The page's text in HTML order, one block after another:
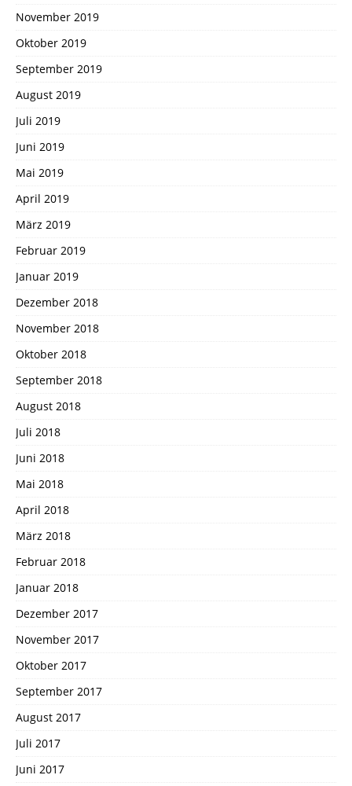
November 2019
Oktober 2019
September 2019
August 2019
Juli 2019
Juni 2019
Mai 2019
April 2019
März 2019
Februar 2019
Januar 2019
Dezember 2018
November 2018
Oktober 2018
September 2018
August 2018
Juli 2018
Juni 2018
Mai 2018
April 2018
März 2018
Februar 2018
Januar 2018
Dezember 2017
November 2017
Oktober 2017
September 2017
August 2017
Juli 2017
Juni 2017